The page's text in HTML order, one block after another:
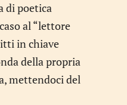
di poetica
al “lettore
in chiave
della propria
mettendoci del